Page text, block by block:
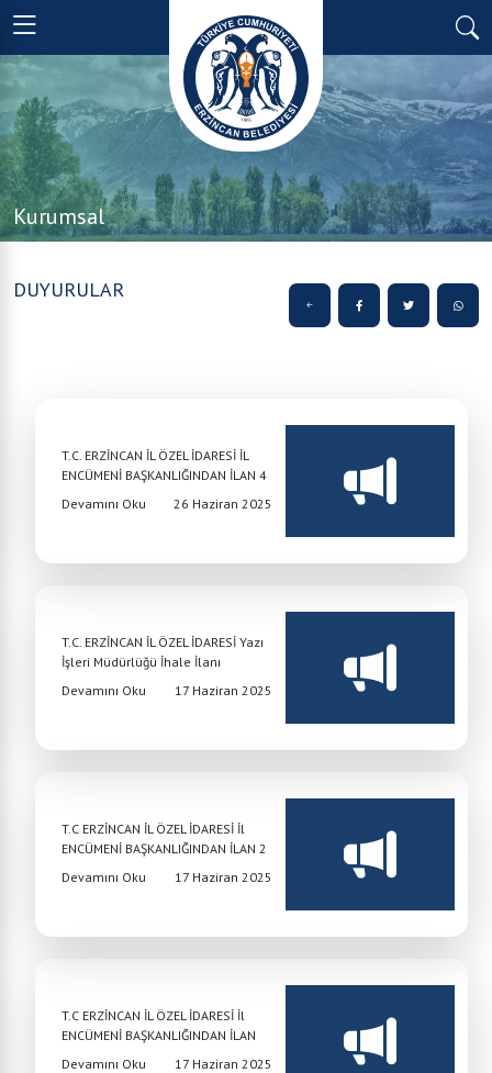
Kurumsal
DUYURULAR
T.C. ERZİNCAN İL ÖZEL İDARESİ İL
ENCÜMENİ BAŞKANLIĞINDAN İLAN 4
Devamını Oku
26 Haziran 2025
T.C. ERZİNCAN İL ÖZEL İDARESİ Yazı
İşleri Müdürlüğü İhale İlanı
Devamını Oku
17 Haziran 2025
T.C ERZİNCAN İL ÖZEL İDARESİ İl
ENCÜMENİ BAŞKANLIĞINDAN İLAN 2
Devamını Oku
17 Haziran 2025
T.C ERZİNCAN İL ÖZEL İDARESİ İl
ENCÜMENİ BAŞKANLIĞINDAN İLAN
Devamını Oku
17 Haziran 2025